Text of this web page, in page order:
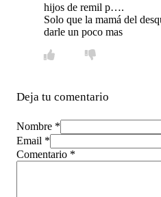
hijos de remil p….
Solo que la mamá del
darle un poco mas
Deja tu comentario
Nombre *
Email *
Comentario *